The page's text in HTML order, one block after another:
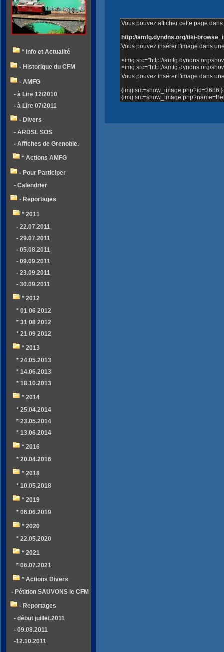
Vous pouvez afficher cette page
http://amfg.dyndns.org/tiki-
Vous pouvez insérer l'image dans
<img src="http://amfg.dyndns.org/
<img src="http://amfg.dyndns.org/
Vous pouvez insérer l'image dans
{img src=show_image.php?id=3686 }
{img
* Info et Actualité
- Historique du CFM
- AMFG
- à Lire 12/2010
- à Lire 07/2011
- Divers
- ARDSL SOS
- Affiches de Grenoble.
* Actions AMFG
- Pour Participer
- Calendrier
- Reportages
* 2011
- 22.07.2011
- 29.07.2011
- 05.08.2011
- 09.09.2011
- 23.09.2011
- 30.09.2011
* 2012
* 01 06 2012
* 31 08 2012
* 21 09 2012
* 2013
* 24.05.2013
* 14.06.2013
* 18.10.2013
* 2014
* 25.04.2014
* 23.05.2014
* 13.06.2014
* 2016
* 20.04.2016
* 2018
* 10.05.2018
* 2019
* 06.06.2019
* 2020
* 22.05.2020
* 2021
* 06.07.2021
* Actions Divers
- Pétition SAUVONS le CFM
- Reportages
- début juillet.2011
- 09.08.2011
-12.10.2011